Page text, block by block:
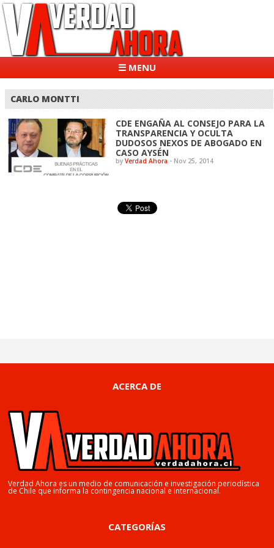
☰ MENU
CARLO MONTTI
CDE ENGAÑA AL CONSEJO PARA LA
TRANSPARENCIA Y OCULTA
DUDOSOS NEXOS DE ABOGADO EN
CASO AYSÉN
byVerdad Ahora - Nov 25, 2014
ACERCA DE
Verdad Ahora es un medio de comunicación e investigación periodística
de Chile que informa la contingencia nacional e internacional.
CATEGORÍAS